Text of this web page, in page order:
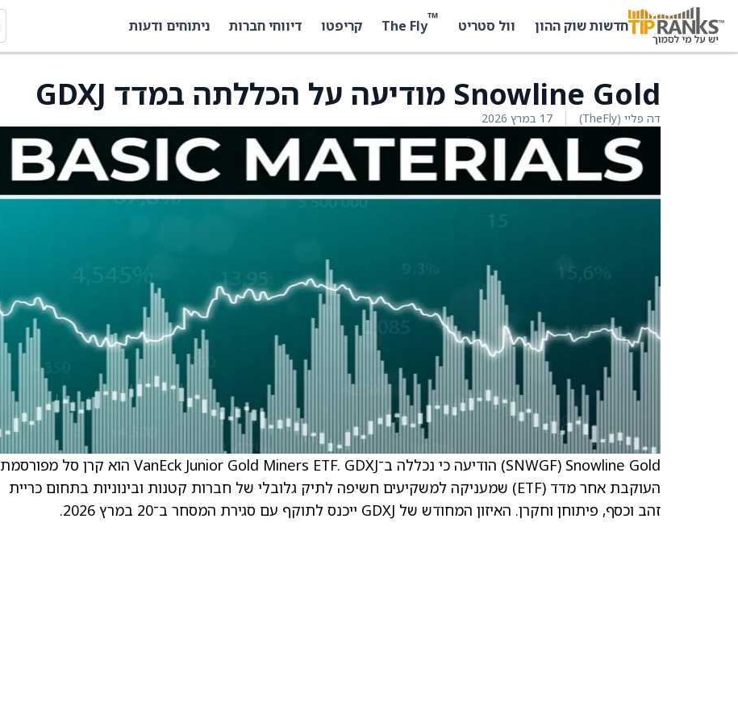
חדשות שוק ההון וול סטריט ™
The Fly קריפטו דיווחי חברות ניתוחים ודעות
Snowline Gold מודיעה על הכללתה במדד GDXJ
דה פליי (TheFly) 17 במרץ 2026
Snowline Gold ‏(SNWGF) הודיעה כי נכללה ב־VanEck Junior Gold Miners ETF. GDXJ הוא קרן סל מפורסמת
העוקבת אחר מדד (ETF) שמעניקה למשקיעים חשיפה לתיק גלובלי של חברות קטנות ובינוניות בתחום כריית
זהב וכסף, פיתוחן וחקרן. האיזון המחודש של GDXJ ייכנס לתוקף עם סגירת המסחר ב־20 במרץ 2026.